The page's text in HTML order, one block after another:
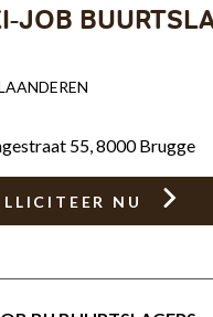
JOB
55, 8000 Brugge
NU